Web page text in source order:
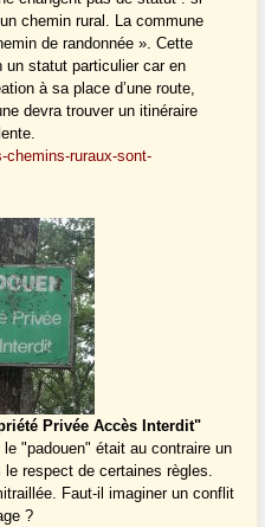
chemin rural. La commune
de randonnée ». Cette
un statut particulier car en
à sa place d’une route,
devra trouver un itinéraire
chemins-ruraux-sont-
Privée Accès Interdit"
"padouen" était au contraire un
respect de certaines règles.
Faut-il imaginer un conflit
?